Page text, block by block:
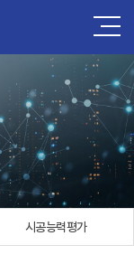
시공능력평가